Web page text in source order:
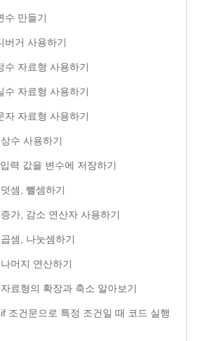
수 만들기
버거 사용하기
수 자료형 사용하기
수 자료형 사용하기
자 자료형 사용하기
수 사용하기
력 값을 변수에 저장하기
셈, 뺄셈하기
가, 감소 연산자 사용하기
셈, 나눗셈하기
머지 연산하기
료형의 확장과 축소 알아보기
조건문으로 특정 조건일 때 코드 실행